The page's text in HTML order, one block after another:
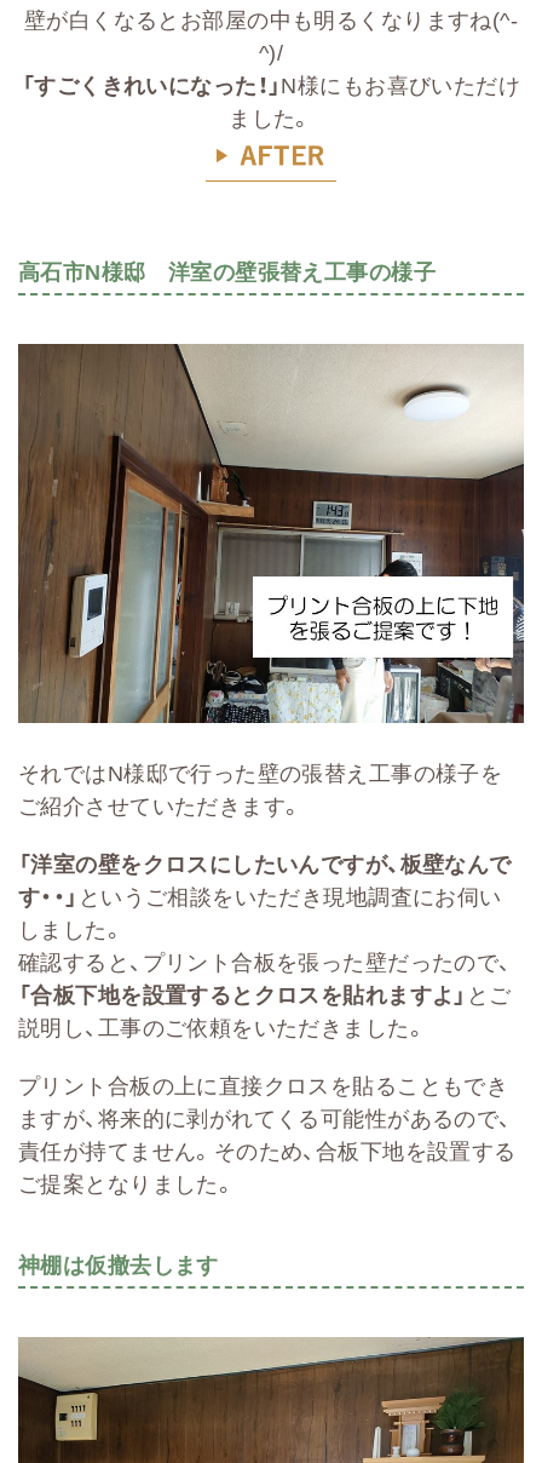
壁が白くなるとお部屋の中も明るくなりますね(^-
^)/
「すごくきれいになった！」N様にもお喜びいただけ
ました。
高石市N様邸 洋室の壁張替え工事の様子
それではN様邸で行った壁の張替え工事の様子を
ご紹介させていただきます。
「洋室の壁をクロスにしたいんですが、板壁なんで
す・・」 というご相談をいただき現地調査にお伺い
しました。
確認すると、プリント合板を張った壁だったので、
「合板下地を設置するとクロスを貼れますよ」 とご
説明し、工事のご依頼をいただきました。
プリント合板の上に直接クロスを貼ることもでき
ますが、将来的に剥がれてくる可能性があるので、
責任が持てません。そのため、合板下地を設置する
ご提案となりました。
神棚は仮撤去します